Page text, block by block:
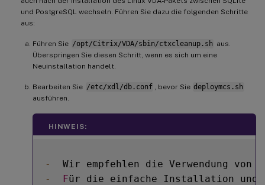
und PostgreSQL wechseln. Führen Sie dazu die folgenden Schritte
aus:
Führen Sie /opt/Citrix/VDA/sbin/ctxcleanup.sh aus.
Überspringen Sie diesen Schritt, wenn es sich um eine
Neuinstallation handelt.
Bearbeiten Sie /etc/xdl/db.conf , bevor Sie deploymcs.sh
ausführen.
HINWEIS:
-
Wir empfehlen die Verwendung von
-
Für die einfache Installation und